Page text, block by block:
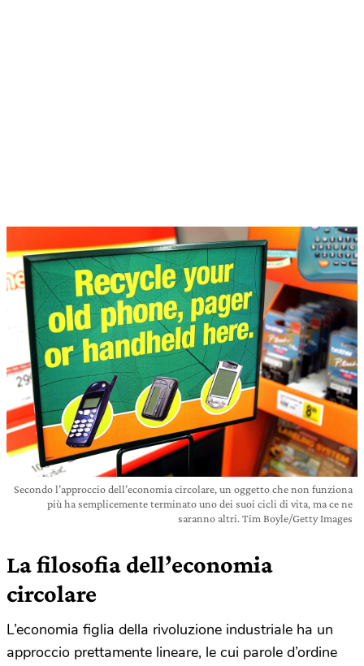
Secondo l’approccio dell’economia circolare, un oggetto che non funziona
più ha semplicemente terminato uno dei suoi cicli di vita, ma ce ne
saranno altri. Tim Boyle/Getty Images
La filosofia dell’economia
circolare
L’economia figlia della rivoluzione industriale ha un
approccio prettamente lineare, le cui parole d’ordine